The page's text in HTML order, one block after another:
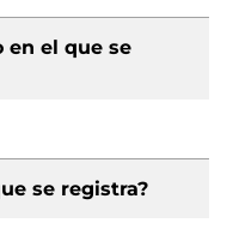
en el que se
se registra?